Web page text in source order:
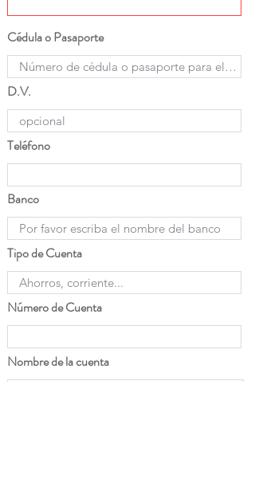
Cédula o Pasaporte
D.V.
Teléfono
Banco
Tipo de Cuenta
Número de Cuenta
Nombre de la cuenta